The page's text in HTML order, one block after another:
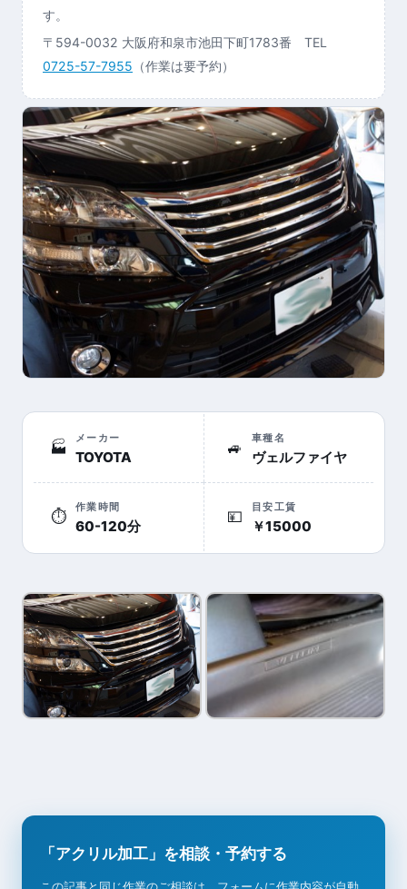
す。
〒594-0032 大阪府和泉市池田下町1783番 TEL
0725-57-7955 （作業は要予約）
🏭
メーカー
TOYOTA
🚙
車種名
ヴェルファイヤ
⏱
作業時間
60-120分
💴
目安工賃
￥15000
「アクリル加工」を相談・予約する